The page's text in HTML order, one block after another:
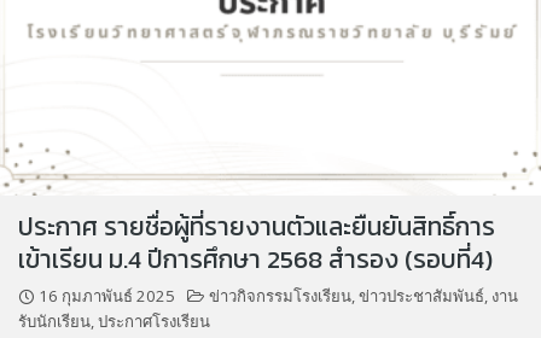
ประกาศ รายชื่อผู้ที่รายงานตัวและยืนยันสิทธิ์การ
เข้าเรียน ม.4 ปีการศึกษา 2568 สำรอง (รอบที่4)
16 กุมภาพันธ์ 2025 ข่าวกิจกรรมโรงเรียน ข่าวประชาสัมพันธ์ งาน
รับนักเรียน ประกาศโรงเรียน